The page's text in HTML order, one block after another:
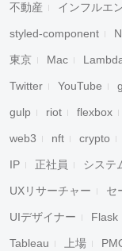
不動産 インフルエ
styled-component
東京 Mac
Twitter YouTube
gulp riot flexbox
web3 nft crypto
IP 正社員 システ
UXリサーチャー セ
UIデザイナー Flask
Tableau 上場